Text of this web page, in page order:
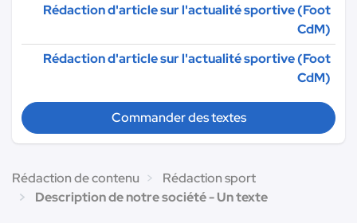
Rédaction d'article sur l'actualité sportive (Foot
CdM)
Rédaction d'article sur l'actualité sportive (Foot
CdM)
Commander des textes
Rédaction de contenu
Rédaction sport
Description de notre société - Un texte